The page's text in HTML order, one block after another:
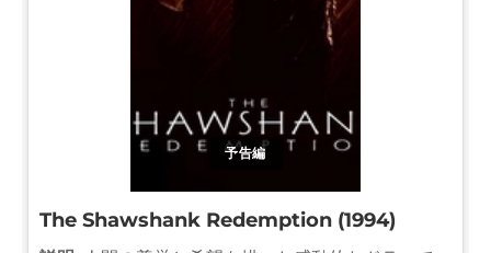
予告編
The Shawshank Redemption (1994)